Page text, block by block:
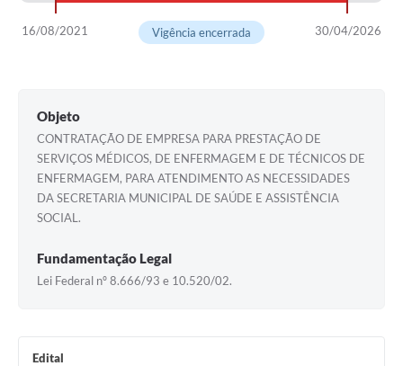
16/08/2021 30/04/2026
Vigência encerrada
Objeto
CONTRATAÇÃO DE EMPRESA PARA PRESTAÇÃO DE
SERVIÇOS MÉDICOS, DE ENFERMAGEM E DE TÉCNICOS DE
ENFERMAGEM, PARA ATENDIMENTO AS NECESSIDADES
DA SECRETARIA MUNICIPAL DE SAÚDE E ASSISTÊNCIA
SOCIAL.
Fundamentação Legal
Lei Federal nº 8.666/93 e 10.520/02.
Edital